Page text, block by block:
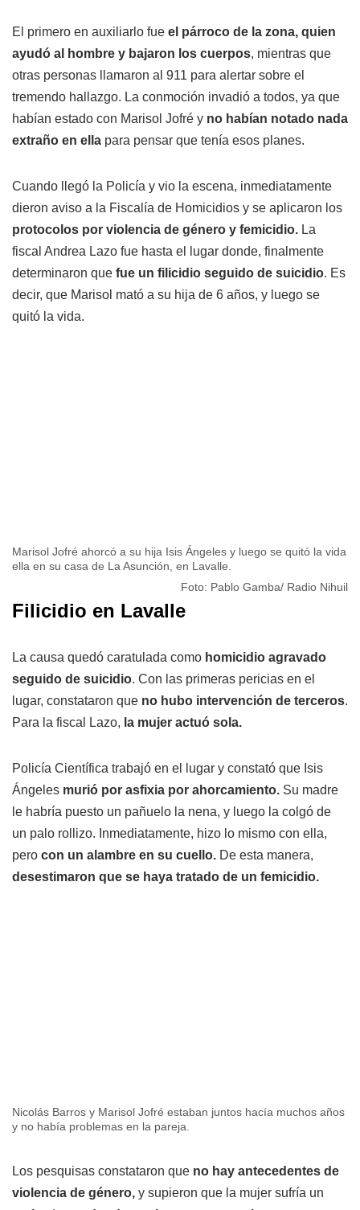
El primero en auxiliarlo fue el párroco de la zona, quien
ayudó al hombre y bajaron los cuerpos, mientras que
otras personas llamaron al 911 para alertar sobre el
tremendo hallazgo. La conmoción invadió a todos, ya que
habían estado con Marisol Jofré y no habían notado nada
extraño en ella para pensar que tenía esos planes.
Cuando llegó la Policía y vio la escena, inmediatamente
dieron aviso a la Fiscalía de Homicidios y se aplicaron los
protocolos por violencia de género y femicidio. La
fiscal Andrea Lazo fue hasta el lugar donde, finalmente
determinaron que fue un filicidio seguido de suicidio. Es
decir, que Marisol mató a su hija de 6 años, y luego se
quitó la vida.
Marisol Jofré ahorcó a su hija Isis Ángeles y luego se quitó la vida
ella en su casa de La Asunción, en Lavalle.
Foto: Pablo Gamba/ Radio Nihuil
Filicidio en Lavalle
La causa quedó caratulada como homicidio agravado
seguido de suicidio. Con las primeras pericias en el
lugar, constataron que no hubo intervención de terceros.
Para la fiscal Lazo, la mujer actuó sola.
Policía Científica trabajó en el lugar y constató que Isis
Ángeles murió por asfixia por ahorcamiento. Su madre
le habría puesto un pañuelo la nena, y luego la colgó de
un palo rollizo. Inmediatamente, hizo lo mismo con ella,
pero con un alambre en su cuello. De esta manera,
desestimaron que se haya tratado de un femicidio.
Nicolás Barros y Marisol Jofré estaban juntos hacía muchos años
y no había problemas en la pareja.
Los pesquisas constataron que no hay antecedentes de
violencia de género, y supieron que la mujer sufría un